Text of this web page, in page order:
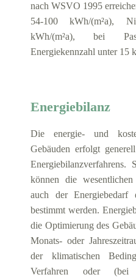
nach WSVO 1995
54-100 kWh/(m²a),
kWh/(m²a), bei
Energiekennzahl unter 15
Energiebilanz
Die energie- und
Gebäuden erfolgt
Energiebilanzverfahrens.
können die
auch der Energiebedarf
bestimmt werden.
die Optimierung des
Monats- oder
der klimatischen
Verfahren oder (bei